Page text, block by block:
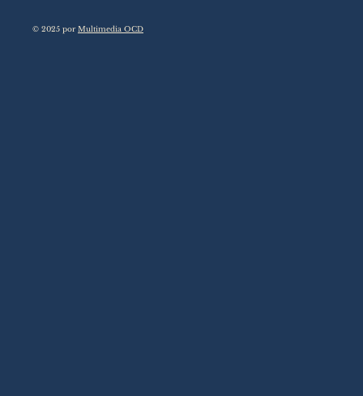
© 2025 porMultimedia OCD